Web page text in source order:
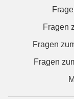
Fragen
Fragen
Fragen